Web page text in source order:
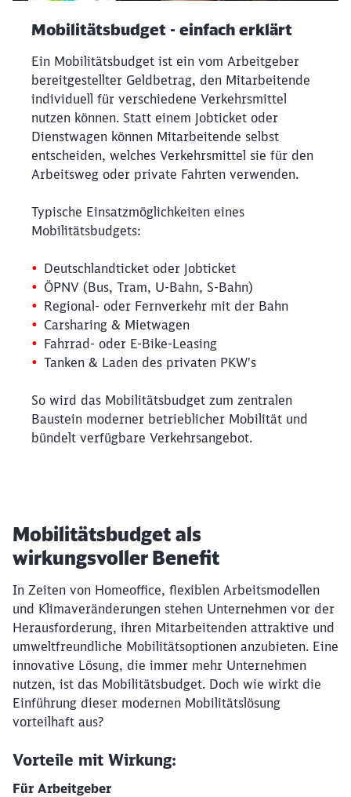
Mobilitätsbudget - einfach erklärt
Ein Mobilitätsbudget ist ein vom Arbeitgeber
bereitgestellter Geldbetrag, den Mitarbeitende
individuell für verschiedene Verkehrsmittel
nutzen können. Statt einem Jobticket oder
Dienstwagen können Mitarbeitende selbst
entscheiden, welches Verkehrsmittel sie für den
Arbeitsweg oder private Fahrten verwenden.
Typische Einsatzmöglichkeiten eines
Mobilitätsbudgets:
Deutschlandticket oder Jobticket
ÖPNV (Bus, Tram, U-Bahn, S-Bahn)
Regional- oder Fernverkehr mit der Bahn
Carsharing & Mietwagen
Fahrrad- oder E-Bike-Leasing
Tanken & Laden des privaten PKW's
So wird das Mobilitätsbudget zum zentralen
Baustein moderner betrieblicher Mobilität und
bündelt verfügbare Verkehrsangebot.
Mobilitätsbudget als
wirkungsvoller Benefit
In Zeiten von Homeoffice, flexiblen Arbeitsmodellen
und Klimaveränderungen stehen Unternehmen vor der
Herausforderung, ihren Mitarbeitenden attraktive und
umweltfreundliche Mobilitätsoptionen anzubieten. Eine
innovative Lösung, die immer mehr Unternehmen
nutzen, ist das Mobilitätsbudget. Doch wie wirkt die
Einführung dieser modernen Mobilitätslösung
vorteilhaft aus?
Vorteile mit Wirkung:
Für Arbeitgeber